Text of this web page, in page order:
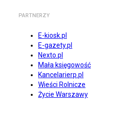
PARTNERZY
E-kiosk.pl
E-gazety.pl
Nexto.pl
Mała księgowość
Kancelarierp.pl
Wieści Rolnicze
Życie Warszawy